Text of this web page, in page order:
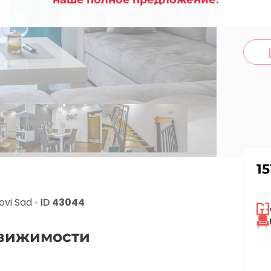
Sad • ID 43044